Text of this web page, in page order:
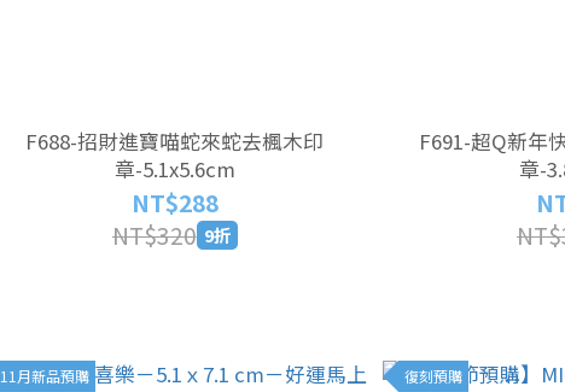
F688-招財進寶喵蛇來蛇去楓木印
章-5.1x5.6cm
NT$288
NT$320 9折
F691-超Q新年
章-
11月新品預購 復刻預購